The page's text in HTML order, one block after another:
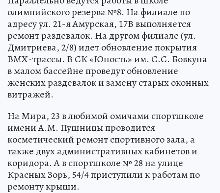
олимпийского резерва №8. На филиале по
адресу ул. 21-я Амурская, 17В выполняется
ремонт раздевалок. На другом филиале (ул.
Дмитриева, 2/8) идет обновление покрытия
ВМХ-трассы. В СК «Юность» им. С.С. Бовкуна
в малом бассейне проведут обновление
женских раздевалок и замену старых оконных
витражей.
На Мира, 23 в любимой омичами спортшколе
имени А.М. Пушницы проводится
косметический ремонт спортивного зала, а
также двух административных кабинетов и
коридора. А в спортшколе № 28 на улице
Красных Зорь, 54/4 приступили к работам по
ремонту крыши.